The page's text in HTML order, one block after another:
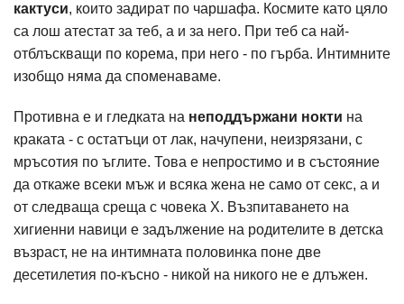
кактуси, които задират по чаршафа. Космите като цяло
са лош атестат за теб, а и за него. При теб са най-
отблъскващи по корема, при него - по гърба. Интимните
изобщо няма да споменаваме.
Противна е и гледката на неподдържани нокти на
краката - с остатъци от лак, начупени, неизрязани, с
мръсотия по ъглите. Това е непростимо и в състояние
да откаже всеки мъж и всяка жена не само от секс, а и
от следваща среща с човека Х. Възпитаването на
хигиенни навици е задължение на родителите в детска
възраст, не на интимната половинка поне две
десетилетия по-късно - никой на никого не е длъжен.